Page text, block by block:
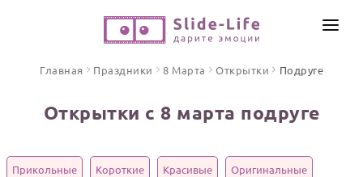
Видео поздравления
ИНСТРУМЕНТЫ
ТЕКСТЫ И ИДЕИ
Главная Праздники 8 Марта Открытки Подруге
Открытки с 8 марта подруге
Прикольные Короткие Красивые Оригинальные